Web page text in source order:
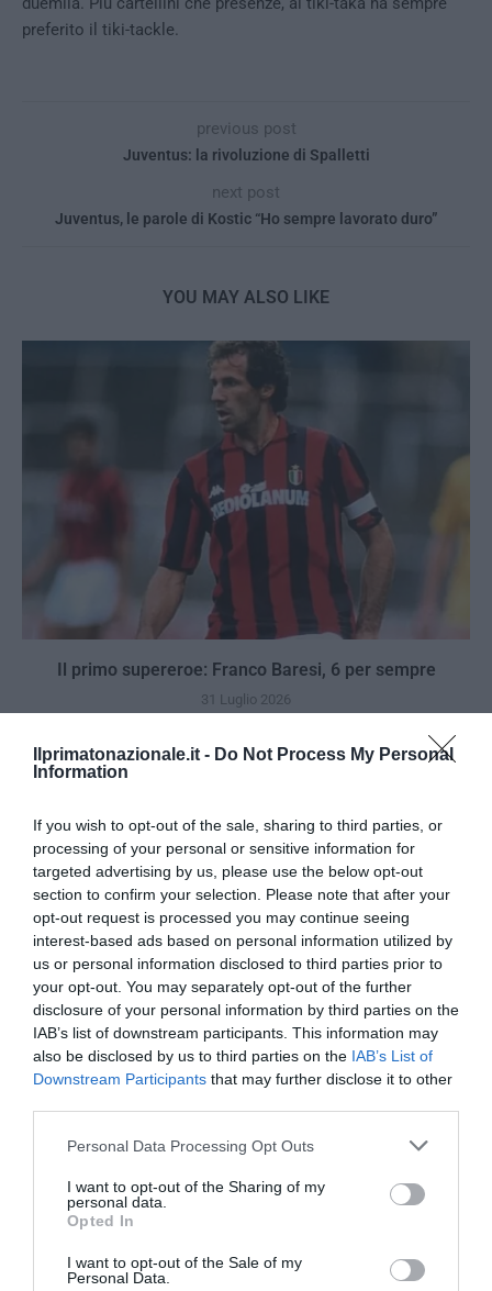
Ilprimatonazionale.it - Do Not Process My Personal
Information
If you wish to opt-out of the sale, sharing to third parties, or
processing of your personal or sensitive information for
targeted advertising by us, please use the below opt-out
section to confirm your selection. Please note that after your
opt-out request is processed you may continue seeing
interest-based ads based on personal information utilized by
us or personal information disclosed to third parties prior to
your opt-out. You may separately opt-out of the further
disclosure of your personal information by third parties on the
IAB’s list of downstream participants. This information may
also be disclosed by us to third parties on the IAB’s List of
Downstream Participants that may further disclose it to other
Please note that this website/app uses one or more Google
not limited to your visit or usage behaviour. You may click to
grant or deny consent to Google and its third-party tags to
use your data for below specified purposes in below Google
consent section.
Personal Data Processing Opt Outs
I want to opt-out of the Sharing of my
personal data.
Opted In
I want to opt-out of the Sale of my
Personal Data.
preferito il tiki-tackle.
previous post
Juventus: la rivoluzione di Spalletti
next post
Juventus, le parole di Kostic “Ho sempre lavorato duro”
YOU MAY ALSO LIKE
Il primo supereroe: Franco Baresi, 6 per sempre
31 Luglio 2026
Berlino 2006, una notte da campioni del mondo
18 Luglio 2026